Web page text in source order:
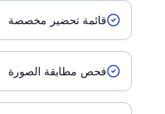
قائمة تحضير مخصصة
فحص مطابقة الصورة